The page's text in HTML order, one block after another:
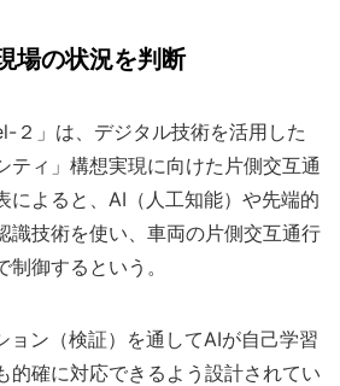
場の状況を判断
」は、デジタル技術を活用した
ティ」構想実現に向けた片側交互通
によると、AI（人工知能）や先端的
識技術を使い、車両の片側交互通行
御するという。
ン（検証）を通してAIが自己学習
的確に対応できるよう設計されてい